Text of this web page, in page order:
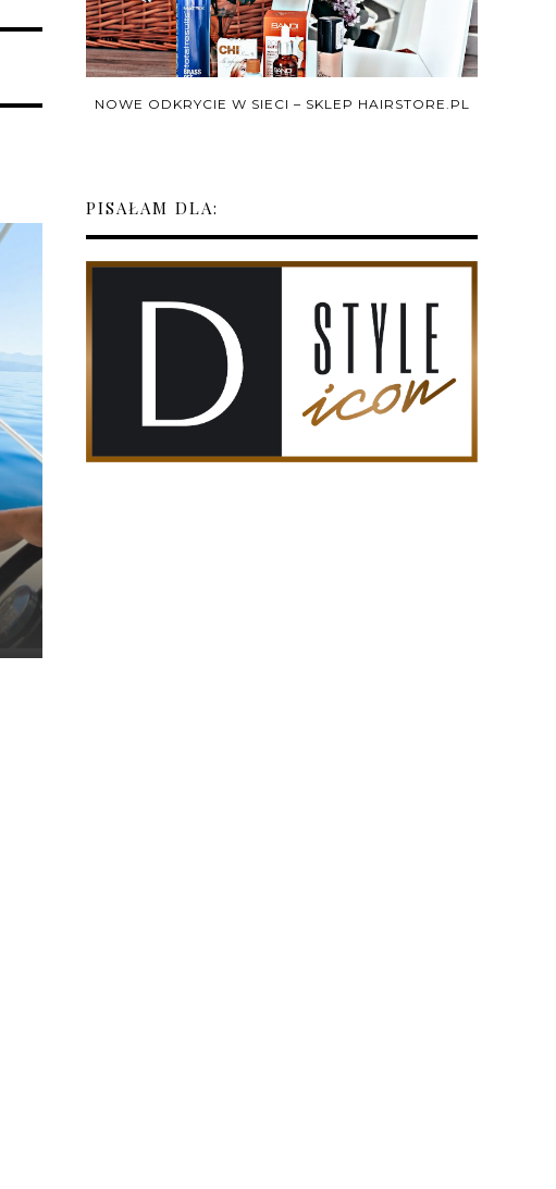
NOWE ODKRYCIE W SIECI – SKLEP HAIRSTORE.PL
PISAŁAM DLA: